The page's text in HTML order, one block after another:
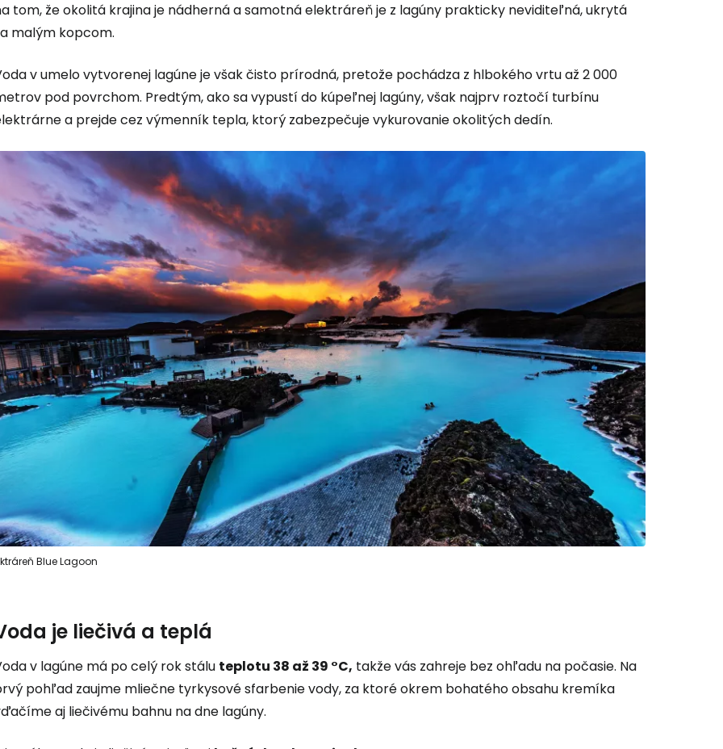
tom, že okolitá krajina je nádherná a samotná elektráreň je z lagúny prakticky neviditeľná, ukrytá
malým kopcom.
v umelo vytvorenej lagúne je však čisto prírodná, pretože pochádza z hlbokého vrtu až 2 000
pod povrchom. Predtým, ako sa vypustí do kúpeľnej lagúny, však najprv roztočí turbínu
a prejde cez výmenník tepla, ktorý zabezpečuje vykurovanie okolitých dedín.
Blue Lagoon
je liečivá a teplá
v lagúne má po celý rok stálu teplotu 38 až 39 °C, takže vás zahreje bez ohľadu na počasie. Na
pohľad zaujme mliečne tyrkysové sfarbenie vody, za ktoré okrem bohatého obsahu kremíka
aj liečivému bahnu na dne lagúny.
Prihláste sa do služby
Cestee
... celosvetovej komunity cestovateľov